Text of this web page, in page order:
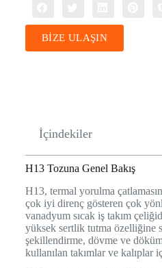
BİZE ULAŞIN
İçindekiler
H13 Tozuna Genel Bakış
H13, termal yorulma
çok iyi direnç gösteren çok
vanadyum sıcak iş takım
yüksek sertlik tutma özelliğine
şekillendirme, dövme ve
kullanılan takımlar ve kalıplar